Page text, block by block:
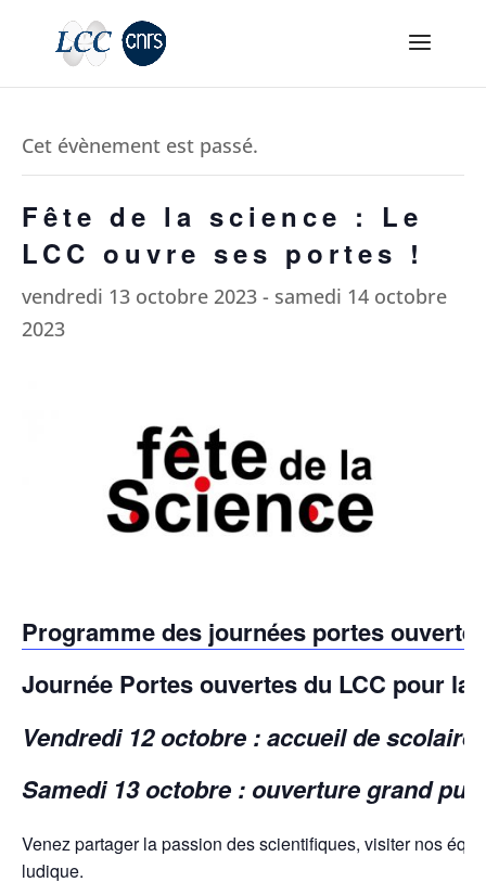
Cet évènement est passé.
Fête de la science : Le
LCC ouvre ses portes !
vendredi 13 octobre 2023 - samedi 14 octobre
2023
Programme des journées portes
Journée Portes ouvertes du LCC pour la
Vendredi 12 octobre : accueil de
Samedi 13 octobre : ouverture grand
Venez partager la passion des scientifiques, visiter nos
ludique.